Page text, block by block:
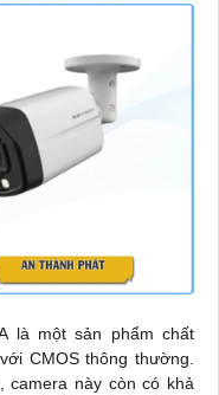
là một sản phẩm chất
CMOS thông thường.
camera này còn có khả